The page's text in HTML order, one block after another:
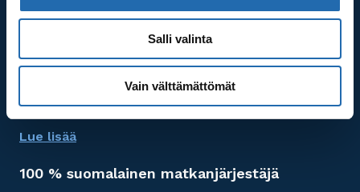
Salli valinta
Vain välttämättömät
Asiakaspalvelu
Puh. 020 155 6650
Asiakaspalvelu avoinna maanantaista perjantaihin
klo 10.00-16.00
Lue lisää
100 % suomalainen matkanjärjestäjä